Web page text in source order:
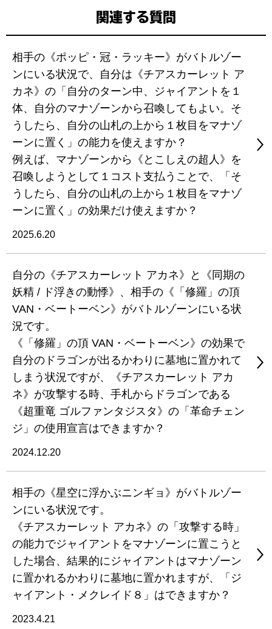
関連する質問
相手の《ポッピ・冠・ラッキー》がバトルゾー
ンにいる状況で、自分は《チアスカーレット ア
カネ》の「自分のターン中、ジャイアントを１
体、自分のマナゾーンから召喚してもよい。そ
うしたら、自分の山札の上から１枚目をマナゾ
ーンに置く」の能力を使えますか？
例えば、マナゾーンから《とこしえの超人》を
召喚しようとして１コスト支払うことで、「そ
うしたら、自分の山札の上から１枚目をマナゾ
ーンに置く」の効果だけ使えますか？
2025.6.20
自分の《チアスカーレット アカネ》と《同期の
妖精 / ド浮きの動悸》、相手の《「修羅」の頂
VAN・ベートーベン》がバトルゾーンにいる状
況です。
《「修羅」の頂 VAN・ベートーベン》の効果で
自分のドラゴンが出るかわりに墓地に置かれて
しまう状況ですが、《チアスカーレット アカ
ネ》が攻撃する時、手札からドラゴンである
《超重竜 ゴルファンタジスタ》の「革命チェン
ジ」の使用宣言はできますか？
2024.12.20
相手の《星空に浮かぶニンギョ》がバトルゾー
ンにいる状況です。
《チアスカーレット アカネ》の「攻撃する時」
の能力でジャイアントをマナゾーンに置こうと
した場合、結果的にジャイアントはマナゾーン
に置かれるかわりに墓地に置かれますが、「ジ
ャイアント・メクレイド８」はできますか？
2023.4.21